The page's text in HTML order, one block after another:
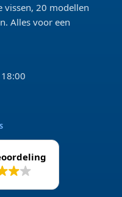
vissen, 20 modellen
Alles voor een